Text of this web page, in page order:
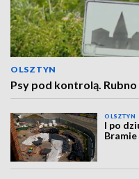
OLSZTYN
Psy pod kontrolą.
OLSZTYN
I po
Bramie